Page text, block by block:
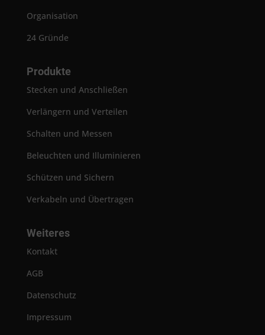
Organisation
24 Gründe
Produkte
Stecken und Anschließen
Verlängern und Verteilen
Schalten und Messen
Beleuchten und Illuminieren
Schützen und Sichern
Verkabeln und Übertragen
Weiteres
Kontakt
AGB
Datenschutz
Impressum